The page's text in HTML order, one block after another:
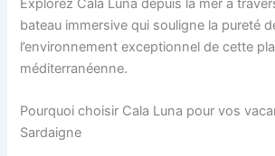
Explorez Cala Luna depuis la mer à
bateau immersive qui souligne la pureté
l’environnement exceptionnel de cette
méditerranéenne.
Pourquoi choisir Cala Luna pour vos
Sardaigne